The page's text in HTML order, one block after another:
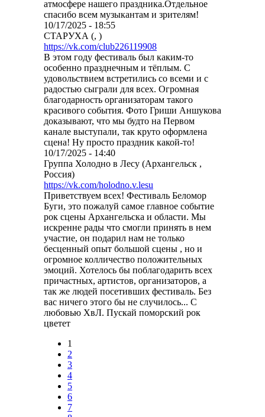
атмосфере нашего праздника.Отдельное
спасибо всем музыкантам и зрителям!
10/17/2025 - 18:55
СТАРУХА (, )
https://vk.com/club226119908
В этом году фестиваль был каким-то
особенно празднечным и тёплым. С
удовольствием встретились со всеми и с
радостью сыграли для всех. Огромная
благодарность организаторам такого
красивого события. Фото Гриши Аншукова
доказывают, что мы будто на Первом
канале выступали, так круто оформлена
сцена! Ну просто праздник какой-то!
10/17/2025 - 14:40
Группа Холодно в Лесу (Архангельск ,
Россия)
https://vk.com/holodno.v.lesu
Приветствуем всех! Фестиваль Беломор
Буги, это пожалуй самое главное событие
рок сцены Архангельска и области. Мы
искренне рады что смогли принять в нем
участие, он подарил нам не только
бесценный опыт большой сцены , но и
огромное колличество положительных
эмоций. Хотелось бы поблагодарить всех
причастных, артистов, организаторов, а
так же людей посетивших фестиваль. Без
вас ничего этого бы не случилось... С
любовью ХвЛ. Пускай поморский рок
цветет
Страницы
1
2
3
4
5
6
7